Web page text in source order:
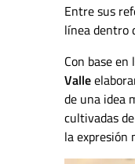
Entre sus
línea dentro
Con base en
Valle
de una idea
cultivadas
la expresión